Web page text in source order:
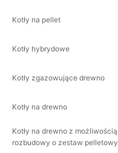
Kotły na pellet
Kotły hybrydowe
Kotły zgazowujące drewno
Kotły na drewno
Kotły na drewno z możliwością
rozbudowy o zestaw pelletowy